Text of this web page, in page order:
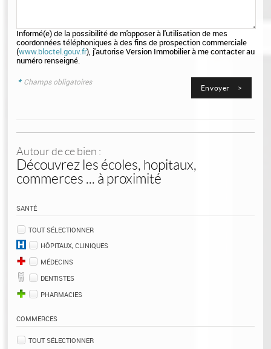
Informé(e) de la possibilité de m'opposer à l'utilisation de mes
coordonnées téléphoniques à des fins de prospection commerciale
(www.bloctel.gouv.fr), j'autorise Version Immobilier à me contacter au
numéro renseigné.
* Champs obligatoires
Autour de ce bien :
Découvrez les écoles, hopitaux,
commerces ... à proximité
SANTÉ
TOUT SÉLECTIONNER
HÔPITAUX, CLINIQUES
MÉDECINS
DENTISTES
PHARMACIES
COMMERCES
TOUT SÉLECTIONNER